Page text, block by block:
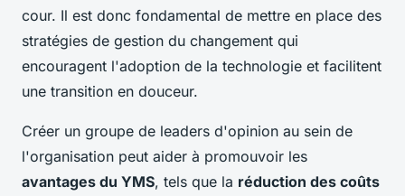
cour. Il est donc fondamental de mettre en place des
stratégies de gestion du changement qui
encouragent l'adoption de la technologie et facilitent
une transition en douceur.
Créer un groupe de leaders d'opinion au sein de
l'organisation peut aider à promouvoir les
avantages du YMS, tels que la réduction des coûts